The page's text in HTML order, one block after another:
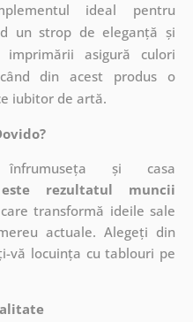
ideal pentru
un strop de eleganță și
asigură culori
din acest produs o
iubitor de artă.
și casa
rezultatul muncii
transformă ideile sale
actuale. Alegeți din
vă locuința cu tablouri pe